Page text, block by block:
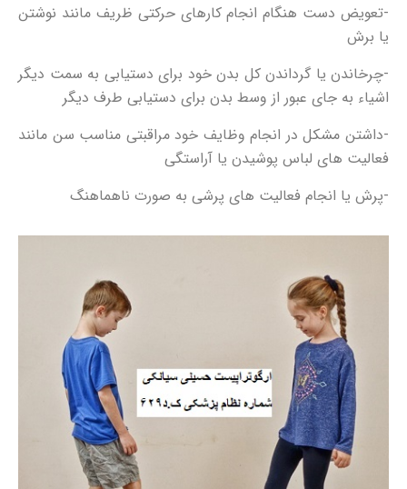
-تعویض دست هنگام انجام کارهای حرکتی ظریف مانند نوشتن
یا برش
-چرخاندن یا گرداندن کل بدن خود برای دستیابی به سمت دیگر
اشیاء به جای عبور از وسط بدن برای دستیابی طرف دیگر
-داشتن مشکل در انجام وظایف خود مراقبتی مناسب سن مانند
فعالیت های لباس پوشیدن یا آراستگی
-پرش یا انجام فعالیت های پرشی به صورت ناهماهنگ